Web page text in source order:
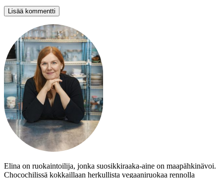
Elina on ruokaintoilija, jonka suosikkiraaka-aine on maapähkinävoi.
Chocochilissä kokkaillaan herkullista vegaaniruokaa rennolla